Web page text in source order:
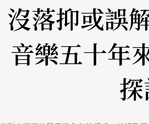
沒落抑或誤
音樂五十年